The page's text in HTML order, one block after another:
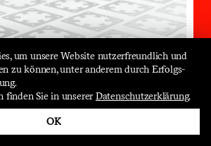
follow us
um unsere Website nutzerfreundlich und
zu können, unter anderem durch Erfolgs-
finden Sie in unsererDatenschutzerklärung.
OK